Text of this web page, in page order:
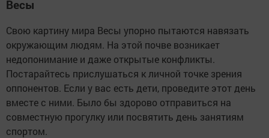
Весы
Свою картину мира Весы упорно пытаются навязать
окружающим людям. На этой почве возникает
недопонимание и даже открытые конфликты.
Постарайтесь прислушаться к личной точке зрения
оппонентов. Если у вас есть дети, проведите этот день
вместе с ними. Было бы здорово отправиться на
совместную прогулку или посвятить день занятиям
спортом.